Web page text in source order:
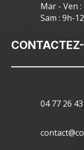
Mar - Ven
Sam : 9h-
04 77 26